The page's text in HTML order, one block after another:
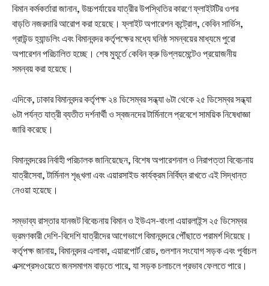
বিমান কর্মকর্তারা জানান, উচ্চপর্যায়ের যাত্রীর উপস্থিতির কারণে ফ্লাইটটির ওপর
বাড়তি নজরদারি আরোপ করা হয়েছে। ফ্লাইট অপারেশন কন্ট্রোল, কেবিন সার্ভিস,
গ্রাউন্ড হ্যান্ডলিং এবং বিমানবন্দর কর্তৃপক্ষের মধ্যে ঘনিষ্ঠ সমন্বয়ের মাধ্যমে পুরো
অপারেশন পরিচালিত হচ্ছে। শেষ মুহূর্তে কেবিন ক্রু ডিপ্লয়মেন্টেও প্রয়োজনীয়
সমন্বয় করা হয়েছে।
এদিকে, ঢাকার বিমানবন্দর কর্তৃপক্ষ ২৪ ডিসেম্বর সন্ধ্যা ৬টা থেকে ২৫ ডিসেম্বর সন্ধ্যা
৬টা পর্যন্ত যাত্রী ব্যতীত দর্শনার্থী ও স্বজনদের টার্মিনালে প্রবেশে সাময়িক নিষেধাজ্ঞা
জারি করেছে।
বিমানবন্দরের নির্বাহী পরিচালক জানিয়েছেন, বিশেষ অপারেশনাল ও নিরাপত্তা বিবেচনায়
যাত্রীসেবা, টার্মিনাল শৃঙ্খলা এবং এয়ারসাইড কার্যক্রম নির্বিঘ্ন রাখতে এই সিদ্ধান্ত
নেওয়া হয়েছে।
সম্ভাব্য রাস্তার যানজট বিবেচনায় বিমান ও ইউএস-বাংলা এয়ারলাইন্স ২৫ ডিসেম্বর
ভ্রমণকারী দেশি-বিদেশি যাত্রীদের আগেভাগে বিমানবন্দরে পৌঁছাতে পরামর্শ দিয়েছে।
কর্তৃপক্ষ জানায়, বিমানবন্দর এলাকা, এয়ারপোর্ট রোড, গুলশান সংযোগ সড়ক এবং পূর্বাচল
এক্সপ্রেসওয়েতে জনসমাগম বাড়তে পারে, যা সড়ক চলাচলে প্রভাব ফেলতে পারে।